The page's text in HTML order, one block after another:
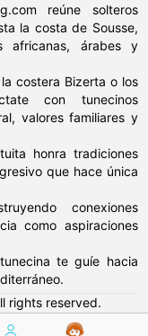
reúne solteros
la costa de Sousse,
africanas, árabes y
costera Bizerta o los
con tunecinos
valores familiares y
honra tradiciones
que hace única
conexiones
como aspiraciones
te guíe hacia
rights reserved.